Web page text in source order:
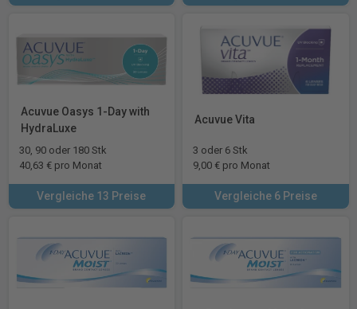
Acuvue Oasys 1-Day with
HydraLuxe
30, 90 oder 180 Stk
40,63 € pro Monat
Vergleiche 13 Preise
Acuvue Vita
3 oder 6 Stk
9,00 € pro Monat
Vergleiche 6 Preise